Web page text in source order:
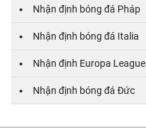
Nhận định bóng đá Pháp
Nhận định bóng đá Italia
Nhận định Europa League
Nhận định bóng đá Đức